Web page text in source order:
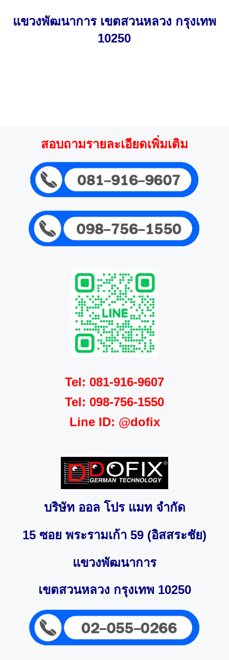
แขวงพัฒนาการ เขตสวนหลวง กรุงเทพ
10250
สอบถามรายละเอียดเพิ่มเติม
Tel: 081-916-9607
Tel: 098-756-1550
Line ID: @dofix
บริษัท ออล โปร แมท จำกัด
15 ซอย พระรามเก้า 59 (อิสสระชัย)
แขวงพัฒนาการ
เขตสวนหลวง กรุงเทพ 10250